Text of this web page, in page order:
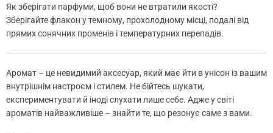
Як зберігати парфуми, щоб вони не втратили якості?
Зберігайте флакон у темному, прохолодному місці, подалі від
прямих сонячних променів і температурних перепадів.
Аромат – це невидимий аксесуар, який має йти в унісон із вашим
внутрішнім настроєм і стилем. Не бійтесь шукати,
експериментувати й іноді слухати лише себе. Адже у світі
ароматів найважливіше – знайти те, що резонує саме з вами.